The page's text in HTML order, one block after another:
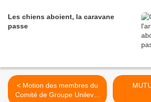
Les chiens aboient, la caravane
passe
< Motion des membres du
Comité de Groupe Unilever